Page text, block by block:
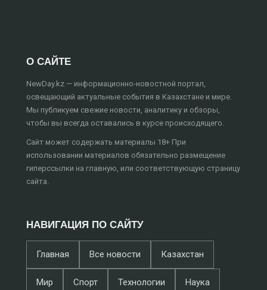
О САЙТЕ
NewDay.kz — информационно-новостной портал,
освещающий актуальные события в Казахстане и мире.
Мы публикуем свежие новости, аналитику и обзоры,
чтобы вы всегда оставались в курсе происходящего.
Сайт может содержать материалы 18+ При
использовании материалов обязательно размещение
гиперссылки на главную, или соответствующую страницу
сайта.
НАВИГАЦИЯ ПО САЙТУ
Главная Все новости Казахстан
Мир Спорт Технологии Наука